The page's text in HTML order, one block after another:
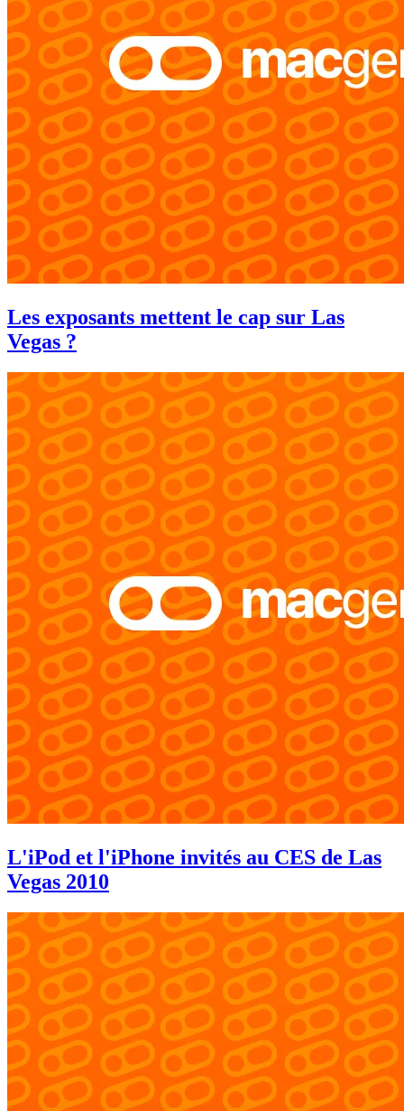
Les exposants mettent le cap sur Las
Vegas ?
L'iPod et l'iPhone invités au CES de Las
Vegas 2010